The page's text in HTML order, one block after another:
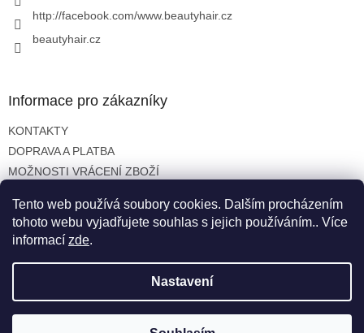
Tento web používá soubory cookies. Dalším procházením
tohoto webu vyjadřujete souhlas s jejich používáním.. Více
informací zde.
Nastavení
y
http://facebook.com/www.beautyhair.cz
beautyhair.cz
Informace pro zákazníky
KONTAKTY
DOPRAVA A PLATBA
MOŽNOSTI VRÁCENÍ ZBOŽÍ
OCHRANA OSOBNÍCH ÚDAJŮ
Vytvořil Shoptet